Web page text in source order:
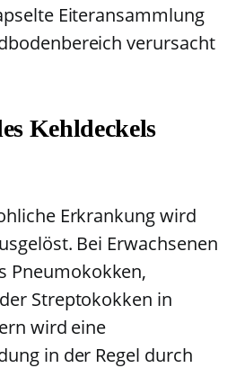
Eiteransammlung
verursacht
Kehldeckels
Erkrankung wird
Bei Erwachsenen
Pneumokokken,
Streptokokken in
wird eine
in der Regel durch